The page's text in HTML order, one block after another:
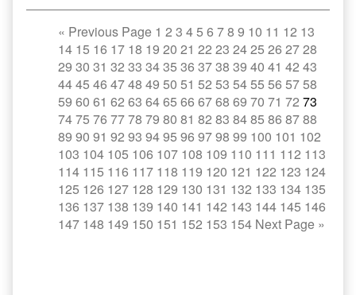
« Previous Page 1 2 3 45 6 78 9 10 11 12 13
14 15 16 17 18 19 20 21 22 23 2425 26 2728
29 30 31 32 33 3435 36 3738 39 40 41 42 43
4445 46 4748 49 50 51 52 53 5455 56 5758
59 60 61 62 63 6465 66 6768 69 70 71 72 73
7475 76 7778 79 80 81 82 83 8485 86 8788
89 90 91 92 93 9495 96 9798 99 100 101 102
103 104 105 106 107 108 109 110 111 112 113
114 115 116 117 118 119 120 121 122 123 124
125 126 127 128 129 130 131 132 133 134 135
136 137 138 139 140 141 142 143 144 145 146
147 148 149 150 151 152 153 154 Next Page »